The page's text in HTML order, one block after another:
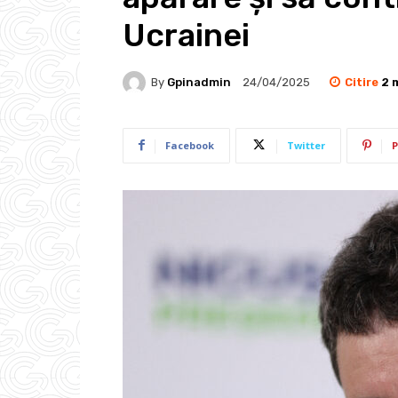
Ucrainei
By Gpinadmin 24/04/2025 Citire 2
Facebook Twitter